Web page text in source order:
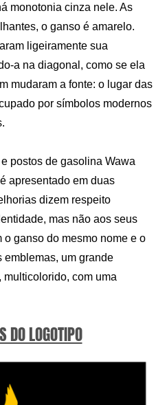
monotonia cinza nele. As
o ganso é amarelo.
ligeiramente sua
a na diagonal, como se ela
mudaram a fonte: o lugar das
por símbolos modernos
postos de gasolina Wawa
apresentado em duas
dizem respeito
mas não aos seus
ganso do mesmo nome e o
emblemas, um grande
multicolorido, com uma
DO LOGOTIPO